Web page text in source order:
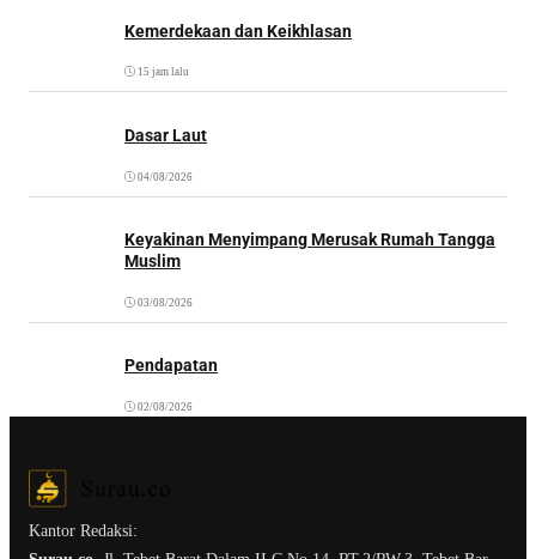
Kemerdekaan dan Keikhlasan
15 jam lalu
Dasar Laut
04/08/2026
Keyakinan Menyimpang Merusak Rumah Tangga
Muslim
03/08/2026
Pendapatan
02/08/2026
Kantor Redaksi: